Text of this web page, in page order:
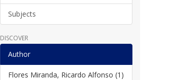
Subjects
DISCOVER
Author
Flores Miranda, Ricardo Alfonso (1)